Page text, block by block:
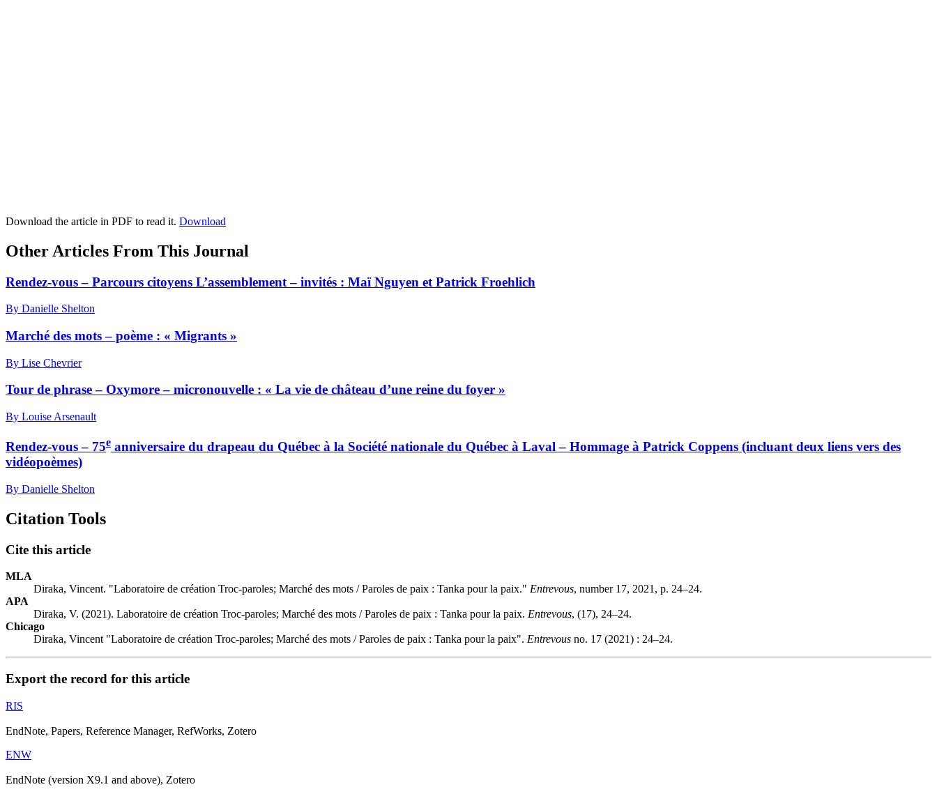
Download the article in PDF to read it. Download
Other Articles From This Journal
Rendez-vous – Parcours citoyens L’assemblement – invités : Maï Nguyen et Patrick Froehlich
By Danielle Shelton
Marché des mots – poème : « Migrants »
By Lise Chevrier
Tour de phrase – Oxymore – micronouvelle : « La vie de château d’une reine du foyer »
By Louise Arsenault
Rendez-vous – 75e anniversaire du drapeau du Québec à la Société nationale du Québec à Laval – Hommage à Patrick Coppens (incluant deux liens vers des
vidéopoèmes)
By Danielle Shelton
Citation Tools
Cite this article
MLA
Diraka, Vincent. "Laboratoire de création Troc-paroles; Marché des mots / Paroles de paix : Tanka pour la paix." Entrevous, number 17, 2021, p. 24–24.
APA
Diraka, V. (2021). Laboratoire de création Troc-paroles; Marché des mots / Paroles de paix : Tanka pour la paix. Entrevous, (17), 24–24.
Chicago
Diraka, Vincent "Laboratoire de création Troc-paroles; Marché des mots / Paroles de paix : Tanka pour la paix". Entrevous no. 17 (2021) : 24–24.
Export the record for this article
RIS
EndNote, Papers, Reference Manager, RefWorks, Zotero
ENW
EndNote (version X9.1 and above), Zotero